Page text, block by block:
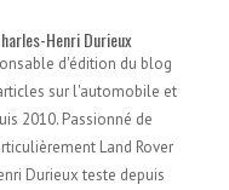
Henri Durieux
d'édition du blog
sur l'automobile et
2010. Passionné de
Land Rover
Durieux teste depuis